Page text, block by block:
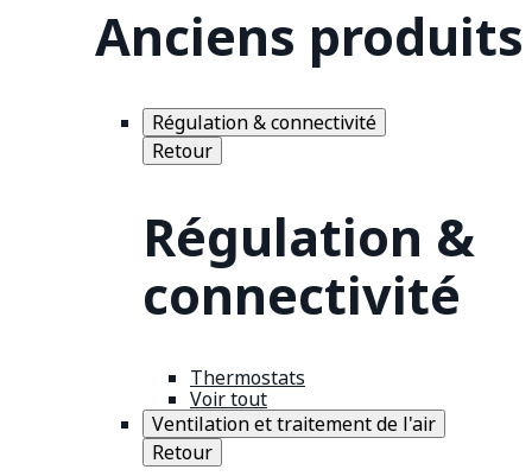
Anciens produits
Régulation & connectivité
Retour
Régulation &
connectivité
Thermostats
Voir tout
Ventilation et traitement de l'air
Retour